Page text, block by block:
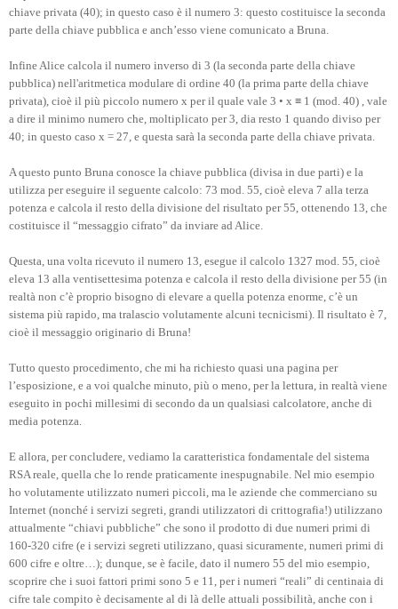
chiave privata (40); in questo caso è il numero 3: questo costituisce la seconda
parte della chiave pubblica e anch’esso viene comunicato a Bruna.
Infine Alice calcola il numero inverso di 3 (la seconda parte della chiave
pubblica) nell'aritmetica modulare di ordine 40 (la prima parte della chiave
privata), cioè il più piccolo numero x per il quale vale 3 • x ≡ 1 (mod. 40) , vale
a dire il minimo numero che, moltiplicato per 3, dia resto 1 quando diviso per
40; in questo caso x = 27, e questa sarà la seconda parte della chiave privata.
A questo punto Bruna conosce la chiave pubblica (divisa in due parti) e la
utilizza per eseguire il seguente calcolo: 73 mod. 55, cioè eleva 7 alla terza
potenza e calcola il resto della divisione del risultato per 55, ottenendo 13, che
costituisce il “messaggio cifrato” da inviare ad Alice.
Questa, una volta ricevuto il numero 13, esegue il calcolo 1327 mod. 55, cioè
eleva 13 alla ventisettesima potenza e calcola il resto della divisione per 55 (in
realtà non c’è proprio bisogno di elevare a quella potenza enorme, c’è un
sistema più rapido, ma tralascio volutamente alcuni tecnicismi). Il risultato è 7,
cioè il messaggio originario di Bruna!
Tutto questo procedimento, che mi ha richiesto quasi una pagina per
l’esposizione, e a voi qualche minuto, più o meno, per la lettura, in realtà viene
eseguito in pochi millesimi di secondo da un qualsiasi calcolatore, anche di
media potenza.
E allora, per concludere, vediamo la caratteristica fondamentale del sistema
RSA reale, quella che lo rende praticamente inespugnabile. Nel mio esempio
ho volutamente utilizzato numeri piccoli, ma le aziende che commerciano su
Internet (nonché i servizi segreti, grandi utilizzatori di crittografia!) utilizzano
attualmente “chiavi pubbliche” che sono il prodotto di due numeri primi di
160-320 cifre (e i servizi segreti utilizzano, quasi sicuramente, numeri primi di
600 cifre e oltre…); dunque, se è facile, dato il numero 55 del mio esempio,
scoprire che i suoi fattori primi sono 5 e 11, per i numeri “reali” di centinaia di
cifre tale compito è decisamente al di là delle attuali possibilità, anche con i